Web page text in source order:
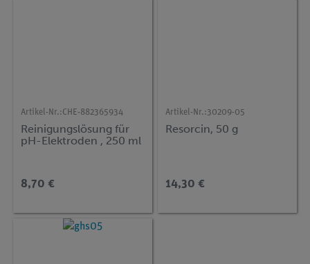
Artikel-Nr.:CHE-882365934
Reinigungslösung für
pH-Elektroden , 250 ml
8,70 €
Artikel-Nr.:30209-05
Resorcin, 50 g
14,30 €